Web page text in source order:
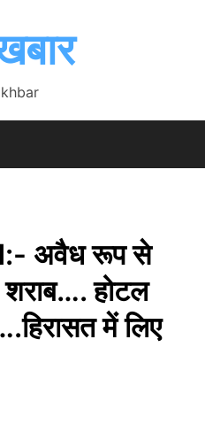
अवैध रूप से
शराब…. होटल
में लिए